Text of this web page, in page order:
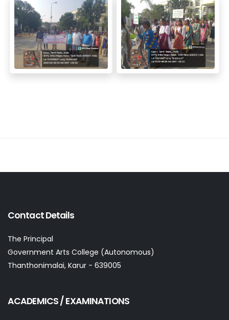
Contact Details
The Principal
Government Arts College (Autonomous)
Thanthonimalai, Karur - 639005
ACADEMICS / EXAMINATIONS